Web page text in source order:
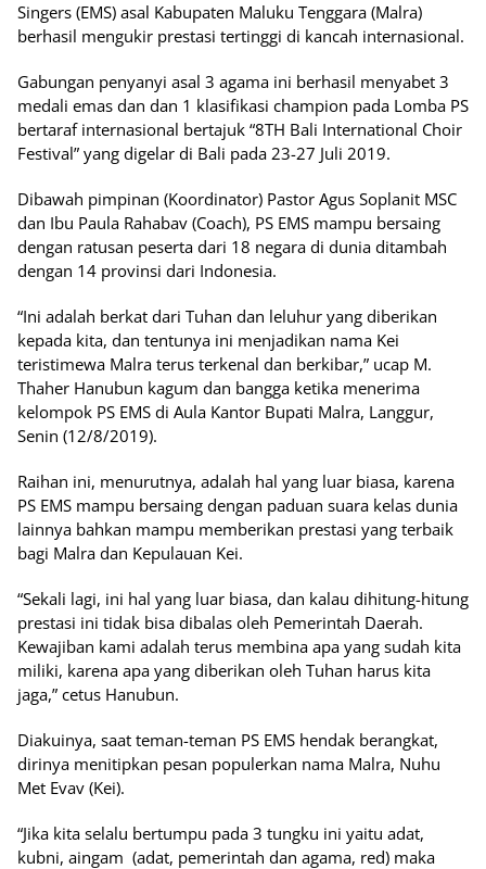
Singers (EMS) asal Kabupaten Maluku Tenggara (Malra)
berhasil mengukir prestasi tertinggi di kancah internasional.
Gabungan penyanyi asal 3 agama ini berhasil menyabet 3
medali emas dan dan 1 klasifikasi champion pada Lomba PS
bertaraf internasional bertajuk “8TH Bali International Choir
Festival” yang digelar di Bali pada 23-27 Juli 2019.
Dibawah pimpinan (Koordinator) Pastor Agus Soplanit MSC
dan Ibu Paula Rahabav (Coach), PS EMS mampu bersaing
dengan ratusan peserta dari 18 negara di dunia ditambah
dengan 14 provinsi dari Indonesia.
“Ini adalah berkat dari Tuhan dan leluhur yang diberikan
kepada kita, dan tentunya ini menjadikan nama Kei
teristimewa Malra terus terkenal dan berkibar,” ucap M.
Thaher Hanubun kagum dan bangga ketika menerima
kelompok PS EMS di Aula Kantor Bupati Malra, Langgur,
Senin (12/8/2019).
Raihan ini, menurutnya, adalah hal yang luar biasa, karena
PS EMS mampu bersaing dengan paduan suara kelas dunia
lainnya bahkan mampu memberikan prestasi yang terbaik
bagi Malra dan Kepulauan Kei.
“Sekali lagi, ini hal yang luar biasa, dan kalau dihitung-hitung
prestasi ini tidak bisa dibalas oleh Pemerintah Daerah.
Kewajiban kami adalah terus membina apa yang sudah kita
miliki, karena apa yang diberikan oleh Tuhan harus kita
jaga,” cetus Hanubun.
Diakuinya, saat teman-teman PS EMS hendak berangkat,
dirinya menitipkan pesan populerkan nama Malra, Nuhu
Met Evav (Kei).
“Jika kita selalu bertumpu pada 3 tungku ini yaitu adat,
kubni, aingam (adat, pemerintah dan agama, red) maka